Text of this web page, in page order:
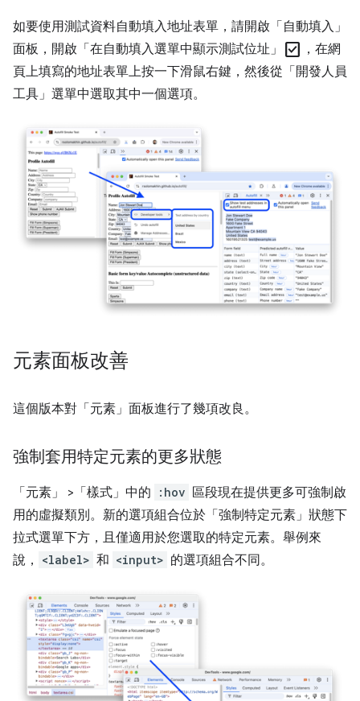
如要使用測試資料自動填入地址表單，請開啟「自動填入」
面板，開啟「在自動填入選單中顯示測試位址」 check_box ，在網
頁上填寫的地址表單上按一下滑鼠右鍵，然後從「開發人員
工具」 選單中選取其中一個選項。
元素面板改善
這個版本對「元素」 面板進行了幾項改良。
強制套用特定元素的更多狀態
「元素」 >「樣式」 中的 :hov 區段現在提供更多可強制啟
用的虛擬類別。新的選項組合位於「強制特定元素」 狀態下
拉式選單下方，且僅適用於您選取的特定元素。舉例來
說，
<label> 和 <input> 的選項組合不同。